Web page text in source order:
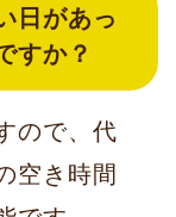
日があっ
すか？
ので、代
空き時間